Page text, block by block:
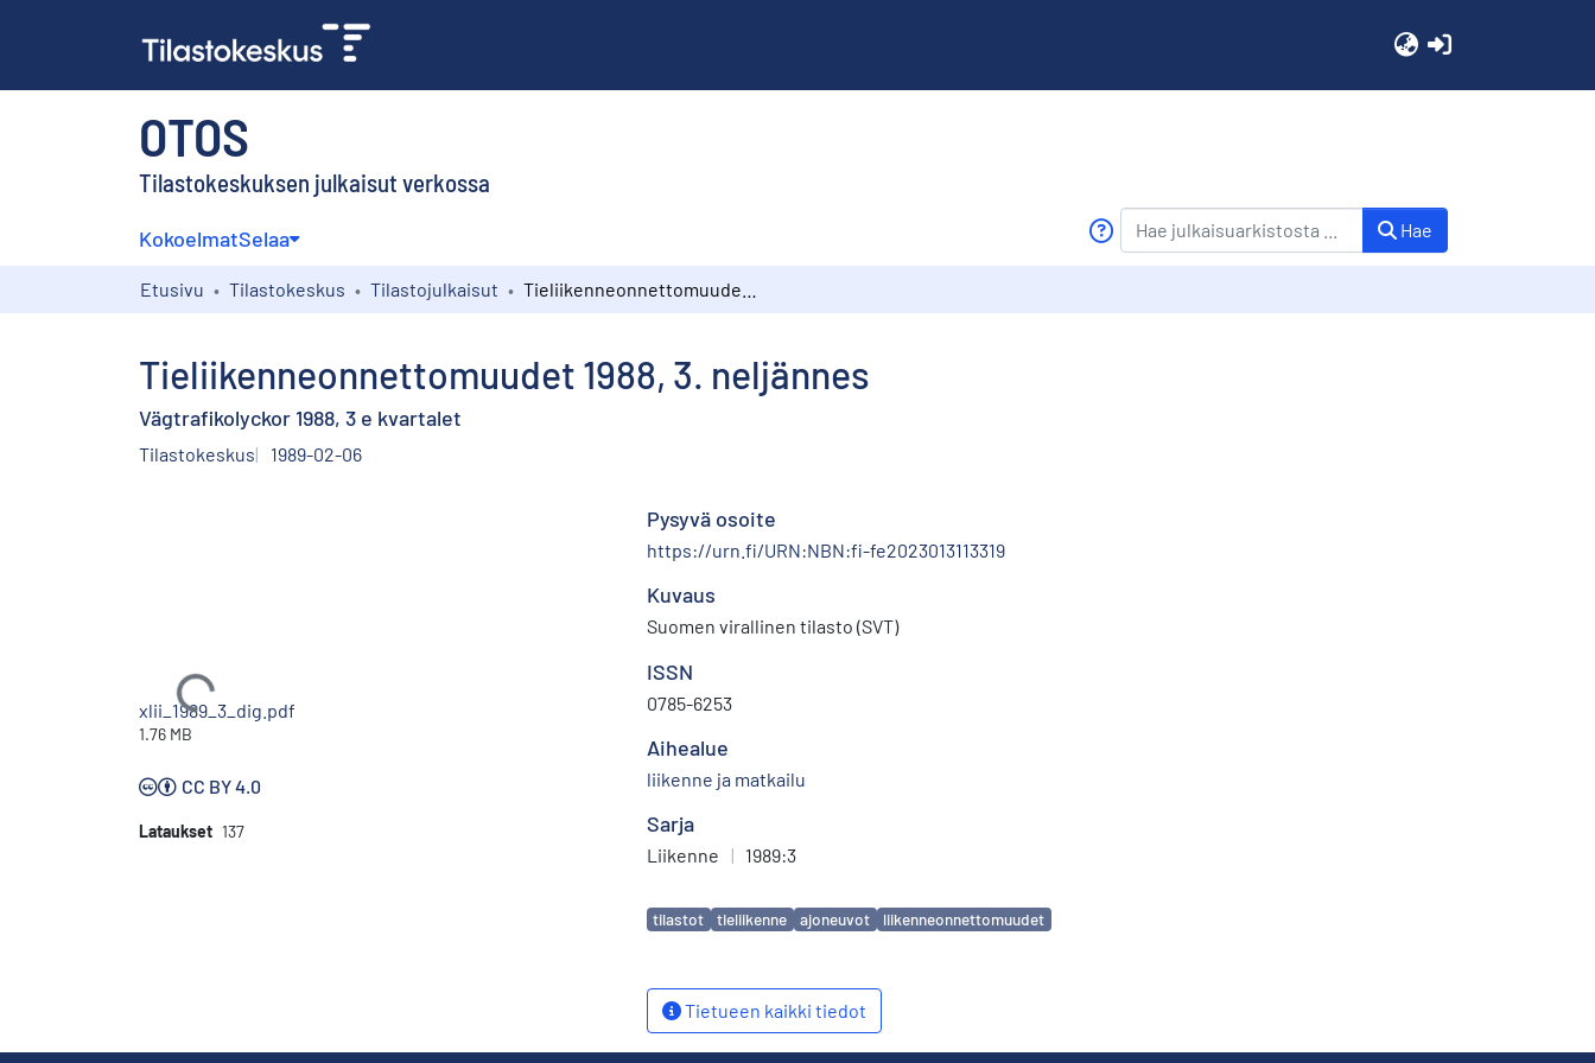
OTOS
Tilastokeskuksen julkaisut verkossa
KokoelmatSelaa Hae
Etusivu Tilastokeskus Tilastojulkaisut
Tieliikenneonnettomuudet 1988, 3. neljännes
Vägtrafikolyckor 1988, 3 e kvartalet
Tilastokeskus 1989-02-06
Ladataan...
xlii_1989_3_dig.pdf
1.76 MB
CC BY 4.0
Lataukset 137
Pysyvä osoite
https://urn.fi/URN:NBN:fi-fe2023013113319
Kuvaus
Suomen virallinen tilasto (SVT)
ISSN
0785-6253
Aihealue
liikenne ja matkailu
Sarja
Liikenne | 1989:3
Avainsanat
tilastot tieliikenne ajoneuvot liikenneonnettomuudet
Tietueen kaikki tiedot